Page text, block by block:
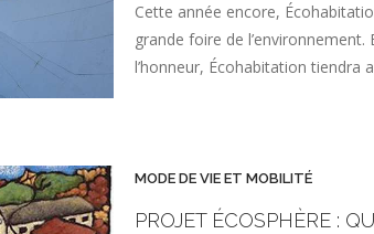
Cette année encore,
grande foire de
l’honneur, Écohabitation tiendra
MODE DE VIE ET MOBILITÉ
PROJET ÉCOSPHÈRE :